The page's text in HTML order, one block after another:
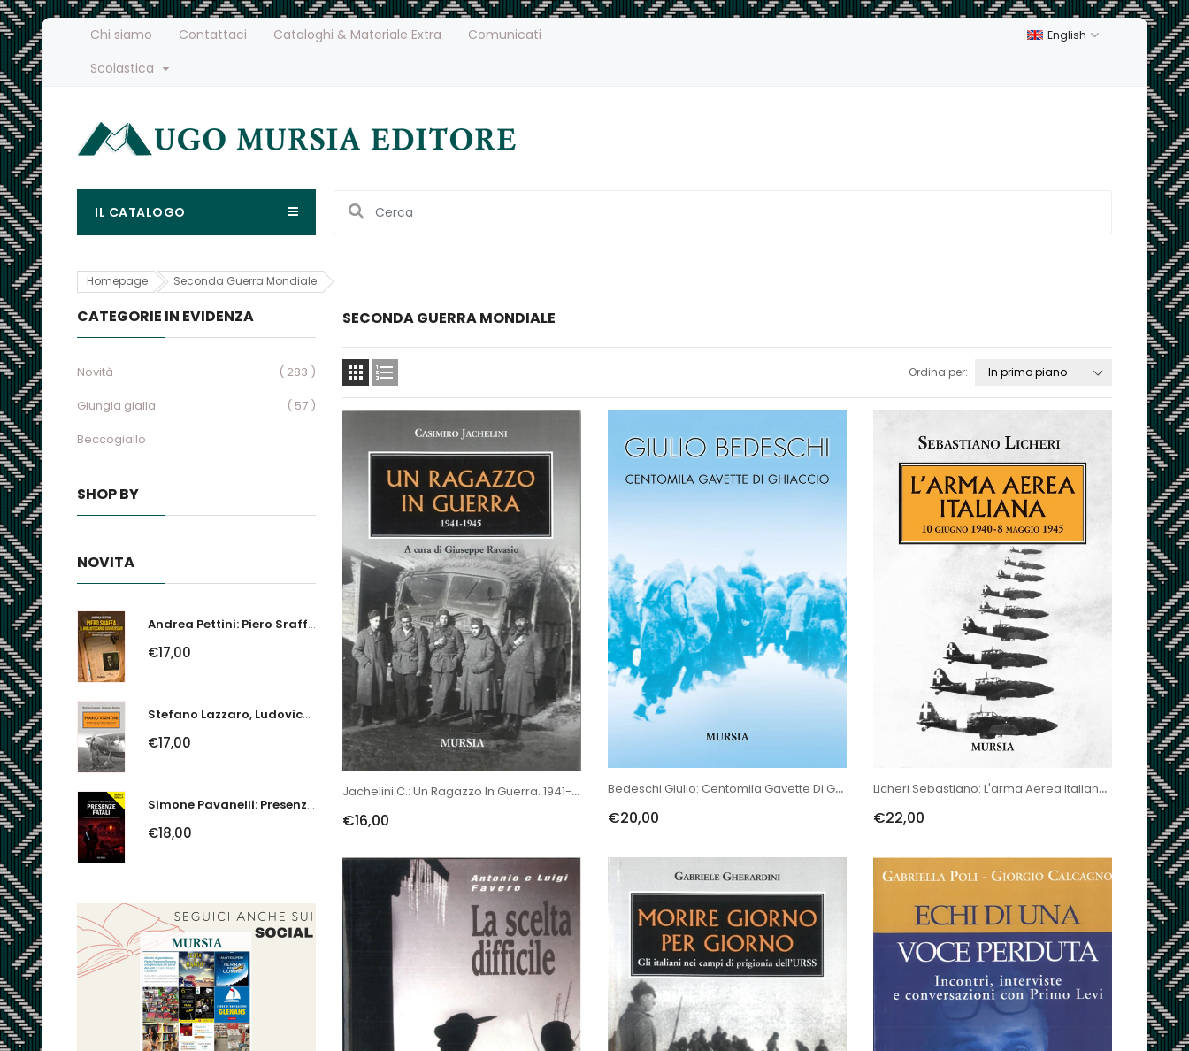
Chi siamo Contattaci Cataloghi & Materiale Extra
Comunicati
Scolastica
English
IL CATALOGO
Homepage Seconda Guerra Mondiale
CATEGORIE IN EVIDENZA
Novità
( 283 )
Giungla gialla
( 57 )
Beccogiallo
SHOP BY
NOVITÀ
Andrea Pettini: Piero Sraffa, Il Bibliotecario Sovversivo. Un Economista Nel...
€17,00
Stefano Lazzaro, Ludovico Slongo: Mario Visintini. Il Primo Asso Della...
€17,00
Simone Pavanelli: Presenze Fatali. I Fantasmi Del Ferrarese Urlano Giustizia
€18,00
SECONDA GUERRA MONDIALE
  Ordina per:
Jachelini C.: Un Ragazzo In Guerra. 1941-1945 ( Ravasio G.)
€16,00
Bedeschi Giulio: Centomila Gavette Di Ghiaccio
€20,00
Licheri Sebastiano: L'arma Aerea Italiana 10 Giugno 1940 - 8 Maggio...
€22,00